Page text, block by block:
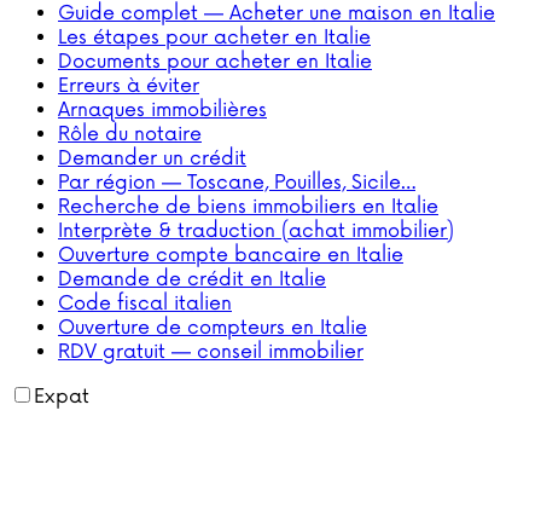
Guide complet — Acheter une maison en Italie
Les étapes pour acheter en Italie
Documents pour acheter en Italie
Erreurs à éviter
Arnaques immobilières
Rôle du notaire
Demander un crédit
Par région — Toscane, Pouilles, Sicile…
Recherche de biens immobiliers en Italie
Interprète & traduction (achat immobilier)
Ouverture compte bancaire en Italie
Demande de crédit en Italie
Code fiscal italien
Ouverture de compteurs en Italie
RDV gratuit — conseil immobilier
Expat